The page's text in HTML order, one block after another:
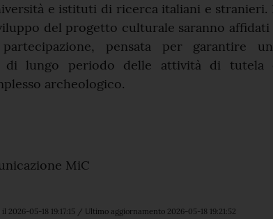
e istituti di ricerca italiani e stranieri.
del progetto culturale saranno affidati
pensata per garantire
di lungo periodo delle attività di tutela
archeologico.
MiC
2026-05-18 19:17:15 / Ultimo aggiornamento 2026-05-18 19:21:52